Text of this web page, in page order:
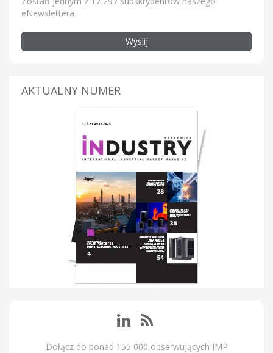
eNewslettera
Wyślij
AKTUALNY NUMER
Dołącz do ponad 155 000 obserwujących IMP